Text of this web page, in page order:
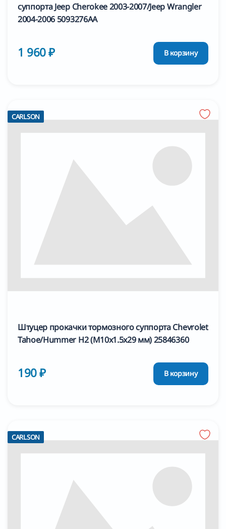
суппорта Jeep Cherokee 2003-2007/Jeep Wrangler
2004-2006 5093276AA
1 960 ₽ В корзину
CARLSON
Штуцер прокачки тормозного суппорта Chevrolet
Tahoe/Hummer H2 (M10x1.5x29 мм) 25846360
190 ₽ В корзину
CARLSON